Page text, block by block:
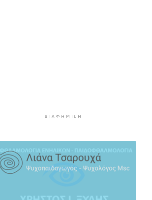
5 ώρες 11 λεπτά πρίν
“Οι εργασίες στο κλειστό,
στερούσαν τη φυσική έδρα της
5 ώρες 31 λεπτά πρίν
ΔΙΑΦΉΜΙΣΗ